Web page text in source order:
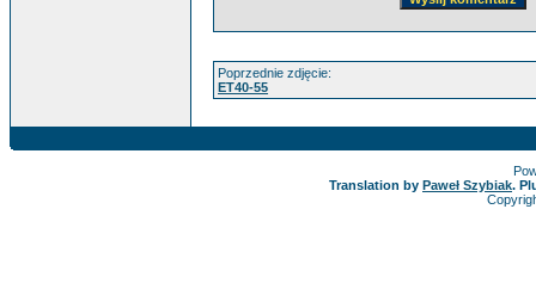
Poprzednie zdjęcie:
ET40-55
Translation by Paweł Szybiak.